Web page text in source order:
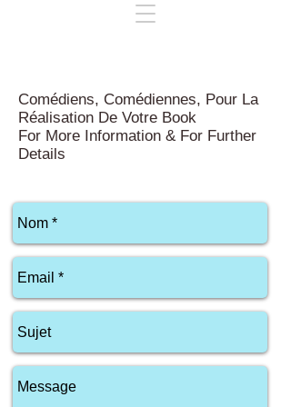
Comédiens, Comédiennes, Pour La
Réalisation De Votre Book
For More Information & For Further
Details